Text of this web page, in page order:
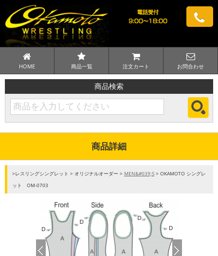
HOME 商品一覧 注文カート お問合わせ
商品検索
商品詳細
>レスリングシングレット > オリジナルオーダー > MEN&#039;S > OKAMOTO シングレ
ット OM-0703